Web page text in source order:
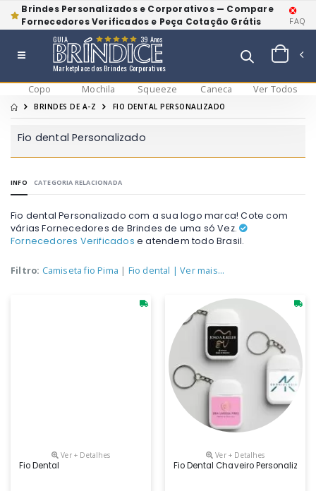
Brindes Personalizados e Corporativos — Compare
Fornecedores Verificados e Peça Cotação Grátis
FAQ
Marketplace dos Brindes Corporativos
GUIA 39 Anos
Copo Mochila Squeeze Caneca Ver Todos
BRINDES DE A-Z FIO DENTAL PERSONALIZADO
Fio dental Personalizado
INFO CATEGORIA RELACIONADA
Fio dental Personalizado com a sua logo marca! Cote com
várias Fornecedores de Brindes de uma só Vez.
Fornecedores Verificados e atendem todo Brasil.
Filtro: Camiseta fio Pima | Fio dental | Ver mais...
Ver + Detalhes
Fio Dental
Ver + Detalhes
Fio Dental Chaveiro Personalizado